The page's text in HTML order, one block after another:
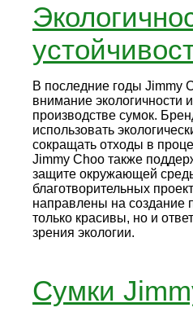
В последние годы Jimmy
внимание экологичности
производстве сумок.
использовать
сокращать отходы в
Jimmy Choo также
защите окружающей
благотворительных
направлены на создание
только красивы, но и
зрения экологии.
Сумки